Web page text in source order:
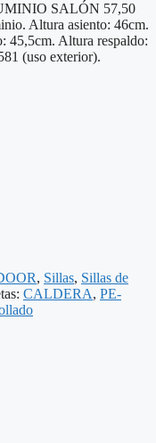
SALÓN 57,50
Altura asiento: 46cm.
45,5cm. Altura respaldo:
(uso exterior).
, Sillas, Sillas de
CALDERA, PE-